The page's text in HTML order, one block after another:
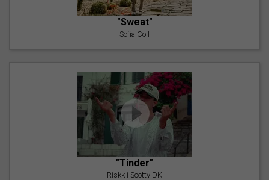
"Sweat"
Sofia Coll
"Tinder"
Riskk i Scotty DK